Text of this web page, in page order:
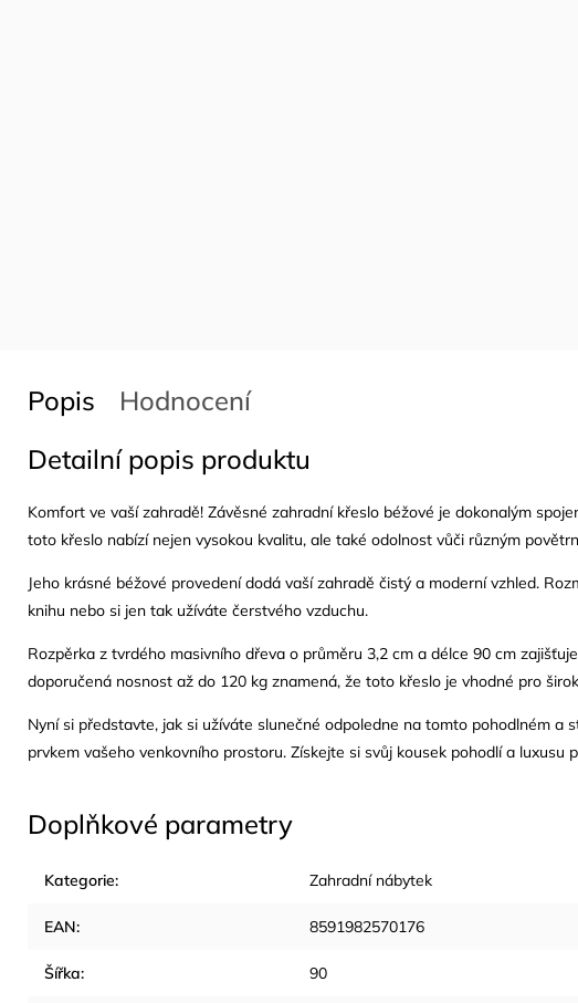
Popis
Hodnocení
Detailní popis produktu
Komfort ve vaší zahradě! Závěsné zahradní křeslo béžové je dokonalým
toto křeslo nabízí nejen vysokou kvalitu, ale také odolnost vůči různým
Jeho krásné béžové provedení dodá vaší zahradě čistý a moderní vzhled.
knihu nebo si jen tak užíváte čerstvého vzduchu.
Rozpěrka z tvrdého masivního dřeva o průměru 3,2 cm a délce 90 cm
doporučená nosnost až do 120 kg znamená, že toto křeslo je vhodné pro
Nyní si představte, jak si užíváte slunečné odpoledne na tomto pohodlném
prvkem vašeho venkovního prostoru. Získejte si svůj kousek pohodlí a
Doplňkové parametry
Kategorie: Zahradní nábytek
EAN: 8591982570176
Šířka: 90